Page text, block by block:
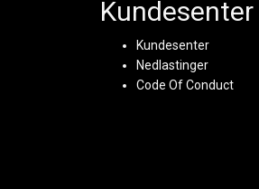
Kundesenter
Kundesenter
Nedlastinger
Code Of Conduct